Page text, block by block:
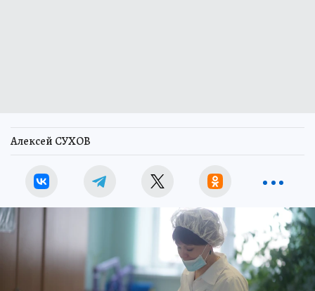
Алексей СУХОВ